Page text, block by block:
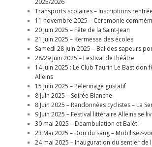
2025/2026
Transports scolaires – Inscriptions
11 novembre 2025 – Cérémonie
20 Juin 2025 – Fête de la Saint-Jean
21 Juin 2025 – Kermesse des écoles
Samedi 28 juin 2025 – Bal des sapeurs
28/29 Juin 2025 – Festival de théâtre
14 Juin 2025 : Le Club Taurin Le Bastidon
Alleins
15 Juin 2025 – Pèlerinage gustatif
8 Juin 2025 – Soirée Blanche
8 Juin 2025 – Randonnées cyclistes – La
9 Juin 2025 – Festival littéraire Alleins se
30 mai 2025 – Déambulation et Balèti
23 Mai 2025 – Don du sang – Mobilisez-
24 mai 2025 – Inauguration du sentier de